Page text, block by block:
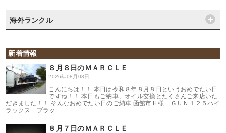
海外ランクル
新着情報
８月８日のＭＡＲＣＬＥ
2026年08月08日
こんにちは！！ 本日は令和８年８月８日というおめでたい日
ですね！！ 本日もご納車、オイル交換とたくさんご来店いた
だきました！！ そんなおめでたい日のご納車 函館市Ｈ様 ＧＵＮ１２５ハイ
ラックス ブラッ
８月７日のＭＡＲＣＬＥ